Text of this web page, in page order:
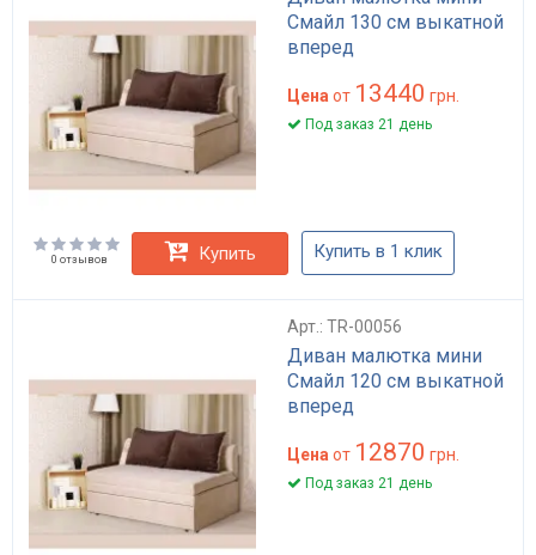
Смайл 130 см выкатной
вперед
Цена от 13440 грн.
Под заказ 21 день
0 отзывов Купить Купить в 1 клик
Арт.: TR-00056
Диван малютка мини
Смайл 120 см выкатной
вперед
Цена от 12870 грн.
Под заказ 21 день